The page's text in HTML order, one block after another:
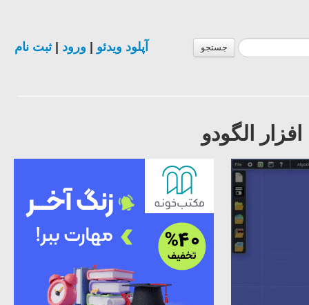
جستجو آپلود ویدئو ورود |ثبت نام
الگودو